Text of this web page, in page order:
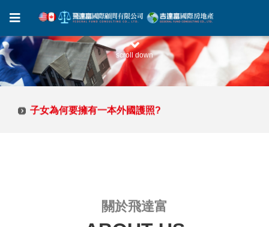
scroll down
子女為何要擁有一本外國護照?
子女為何要擁有一本外國護照?
關於飛達富